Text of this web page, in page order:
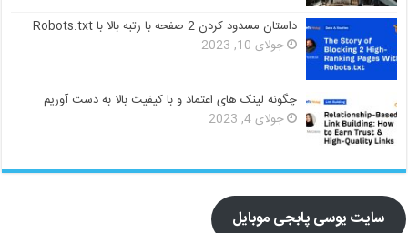
داستان مسدود کردن 2 صفحه با رتبه بالا با Robots.txt
جولای 10, 2023
چگونه لینک های اعتماد و با کیفیت بالا به دست آوریم
جولای 4, 2023
سایت یوسی پابجی موبایل